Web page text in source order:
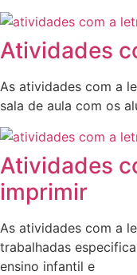
Atividades
As atividades com a
sala de aula com os
Atividades
imprimir
As atividades com a
trabalhadas
ensino infantil e